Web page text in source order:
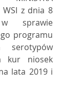
WSI z dnia 8
sprawie
programu
serotypów
kur niosek
lata 2019 i